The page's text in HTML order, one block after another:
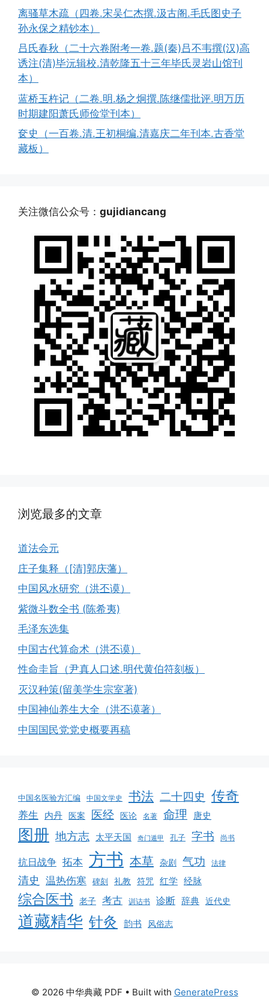
离骚草木疏（四卷.宋吴仁杰撰.汲古阁.毛氏图史子
孙永保之精钞本）
吕氏春秋（二十六卷附考一卷.题(秦)吕不韦撰(汉)高
诱注(清)毕沅辑校.清乾隆五十三年毕氏灵岩山馆刊
本）
蓝桥玉杵记（二卷.明.杨之炯撰.陈继儒批评.明万历
时期建阳萧氏师俭堂刊本）
奁史（一百卷.清.王初桐编.清嘉庆二年刊本.古香堂
藏板）
关注微信公众号： gujidiancang
浏览最多的文章
道法会元
庄子集释（[清]郭庆藩）
中国风水研究（洪丕谟）
紫微斗数全书 (陈希夷)
毛泽东选集
中国古代算命术（洪丕谟）
性命圭旨（尹真人口述.明代黄伯符刻板）
灭汉种策(留美学生宗室著)
中国神仙养生大全（洪丕谟著）
中国国民党党史概要再稿
中国名医验方汇编 中国文学史 书法 二十四史 传奇
养生 内丹 医案 医经 医论 名著 命理 唐史
图册 地方志 太平天国 奇门遁甲 孔子 字书 尚书
抗日战争 拓本 方书 本草 杂剧 气功 法律
清史 温热伤寒 碑刻 礼教 符咒 红学 经脉
综合医书 老子 考古 训诂书 诊断 辞典 近代史
道藏精华 针灸 韵书 风俗志
© 2026 中华典藏 PDF • Built with GeneratePress